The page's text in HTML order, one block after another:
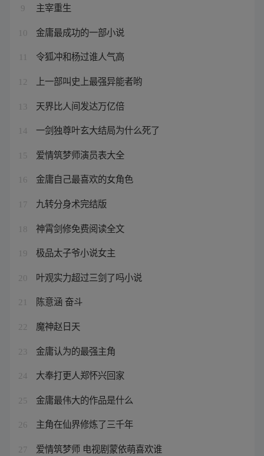
9 主宰重生
10 金庸最成功的一部小说
令狐冲和杨过谁人气高
12 上一部叫史上最强异能者哟
13 天界比人间发达万亿倍
14 一剑独尊叶玄大结局为什么死了
15 爱情筑梦师演员表大全
16 金庸自己最喜欢的女角色
17 九转分身术完结版
18 神霄剑修免费阅读全文
19 极品太子爷小说女主
20 叶观实力超过三剑了吗小说
21 陈意涵 奋斗
22 魔神赵日天
23 金庸认为的最强主角
24 大奉打更人郑怀兴回家
25 金庸最伟大的作品是什么
26 主角在仙界修炼了三千年
27 爱情筑梦师 电视剧蒙依萌喜欢谁